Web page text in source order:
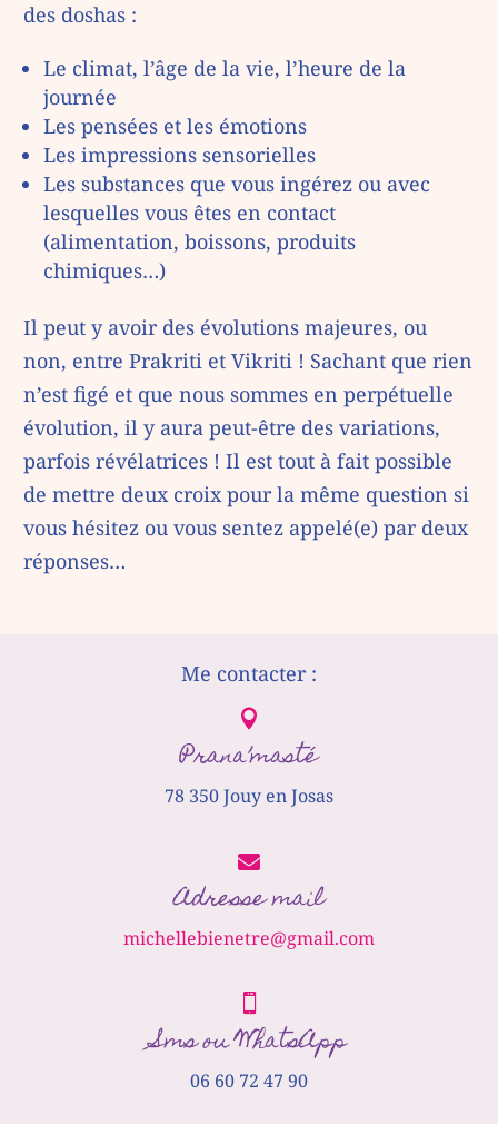
des doshas :
Le climat, l’âge de la vie, l’heure de la
journée
Les pensées et les émotions
Les impressions sensorielles
Les substances que vous ingérez ou avec
lesquelles vous êtes en contact
(alimentation, boissons, produits
chimiques…)
Il peut y avoir des évolutions majeures, ou
non, entre Prakriti et Vikriti ! Sachant que rien
n’est figé et que nous sommes en perpétuelle
évolution, il y aura peut-être des variations,
parfois révélatrices ! Il est tout à fait possible
de mettre deux croix pour la même question si
vous hésitez ou vous sentez appelé(e) par deux
réponses…
Me contacter :

Prana’masté
78 350 Jouy en Josas

Adresse mail
michellebienetre@gmail.com

Sms ou WhatsApp
06 60 72 47 90